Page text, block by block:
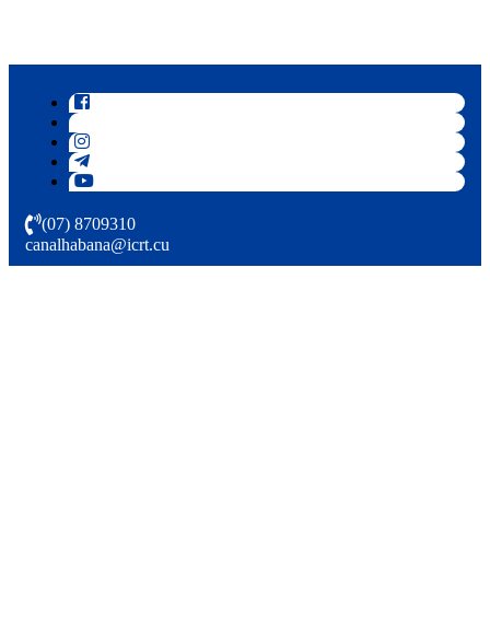
(07) 8709310
canalhabana@icrt.cu